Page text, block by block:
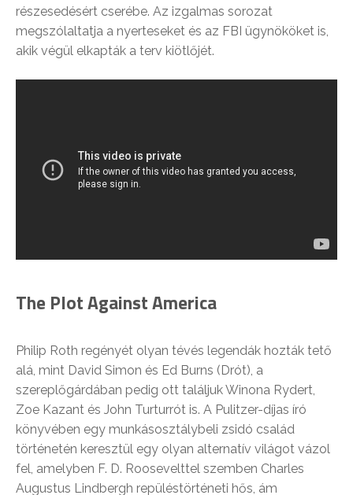
részesedésért cserébe. Az izgalmas sorozat
megszólaltatja a nyerteseket és az FBI ügynököket is,
akik végül elkapták a terv kiötlőjét.
The Plot Against America
Philip Roth regényét olyan tévés legendák hozták tető
alá, mint David Simon és Ed Burns (Drót), a
szereplőgárdában pedig ott találjuk Winona Rydert,
Zoe Kazant és John Turturrót is. A Pulitzer-díjas író
könyvében egy munkásosztálybeli zsidó család
történetén keresztül egy olyan alternatív világot vázol
fel, amelyben F. D. Roosevelttel szemben Charles
Augustus Lindbergh repüléstörténeti hős, ám